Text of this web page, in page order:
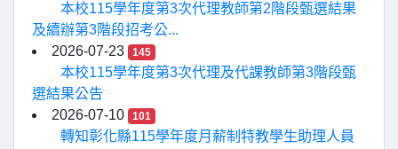
本校115學年度第3次代理教師第2階段甄選結果
及續辦第3階段招考公...
2026-07-23
145
本校115學年度第3次代理及代課教師第3階段甄
選結果公告
2026-07-10
101
轉知彰化縣115學年度月薪制特教學生助理人員